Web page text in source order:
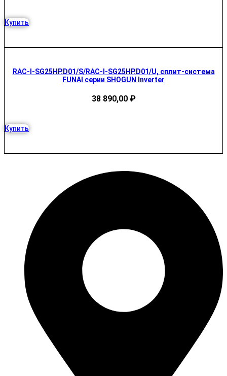
Купить
RAC-I-SG25HP.D01/S/RAC-I-SG25HP.D01/U, сплит-система
FUNAI серии SHOGUN Inverter
38 890,00 ₽
Купить